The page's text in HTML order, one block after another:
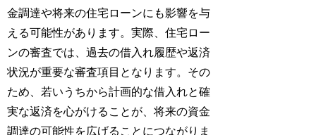
金調達や将来の住宅ローンにも影響を与
える可能性があります。実際、住宅ロー
ンの審査では、過去の借入れ履歴や返済
状況が重要な審査項目となります。その
ため、若いうちから計画的な借入れと確
実な返済を心がけることが、将来の資金
調達の可能性を広げることにつながりま